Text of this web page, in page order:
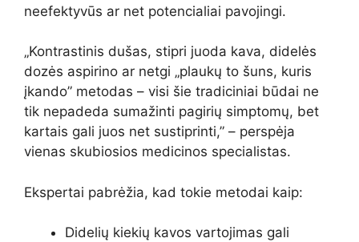
neefektyvūs ar net potencialiai pavojingi.
„Kontrastinis dušas, stipri juoda kava, didelės
dozės aspirino ar netgi „plaukų to šuns, kuris
įkando” metodas – visi šie tradiciniai būdai ne
tik nepadeda sumažinti pagirių simptomų, bet
kartais gali juos net sustiprinti,” – perspėja
vienas skubiosios medicinos specialistas.
Ekspertai pabrėžia, kad tokie metodai kaip:
Didelių kiekių kavos vartojimas gali